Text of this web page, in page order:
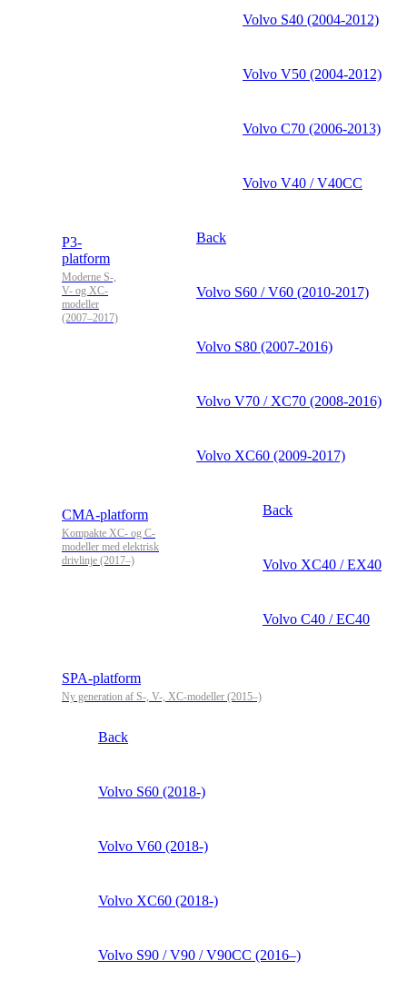
Volvo S40 (2004-2012)
Volvo V50 (2004-2012)
Volvo C70 (2006-2013)
Volvo V40 / V40CC
P3-
platform
Moderne S-,
V- og XC-
modeller
(2007–2017)
Back
Volvo S60 / V60 (2010-2017)
Volvo S80 (2007-2016)
Volvo V70 / XC70 (2008-2016)
Volvo XC60 (2009-2017)
CMA-platform
Kompakte XC- og C-
modeller med elektrisk
drivlinje (2017–)
Back
Volvo XC40 / EX40
Volvo C40 / EC40
SPA-platform
Ny generation af S-, V-, XC-modeller (2015–)
Back
Volvo S60 (2018-)
Volvo V60 (2018-)
Volvo XC60 (2018-)
Volvo S90 / V90 / V90CC (2016–)